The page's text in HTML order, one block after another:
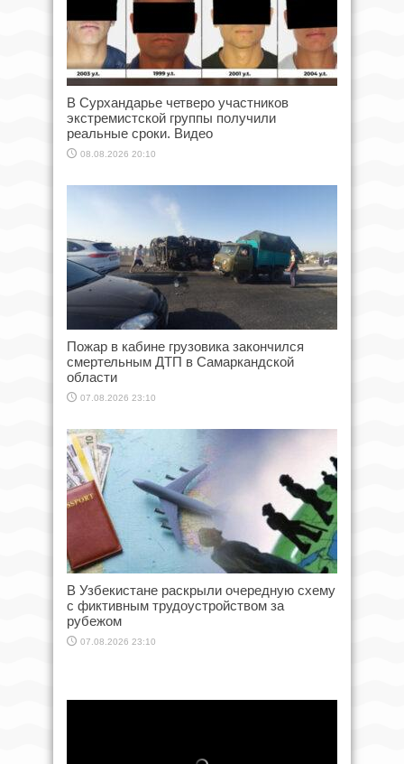
В Сурхандарье четверо участников
экстремистской группы получили
реальные сроки. Видео
08.08.2026 20:10
Пожар в кабине грузовика закончился
смертельным ДТП в Самаркандской
области
07.08.2026 23:10
В Узбекистане раскрыли очередную схему
с фиктивным трудоустройством за
рубежом
07.08.2026 23:10